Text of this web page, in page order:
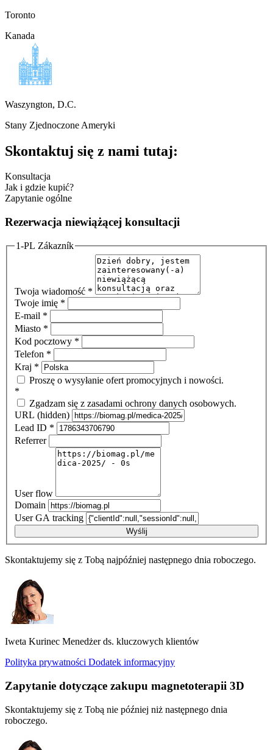
Toronto
Kanada
Waszyngton, D.C.
Stany Zjednoczone Ameryki
Skontaktuj się z nami tutaj:
Konsultacja
Jak i gdzie kupić?
Zapytanie ogólne
Rezerwacja niewiążącej konsultacji
1-PL Zákazník
Twoja wiadomość *
Twoje imię *
E-mail *
Miasto *
Kod pocztowy *
Telefon *
Kraj *
Proszę o wysyłanie ofert promocyjnych i nowości.
*
Zgadzam się z zasadami ochrony danych osobowych.
URL (hidden)
Lead ID *
Referrer
User flow
Domain
User GA tracking
Wyślij
Skontaktujemy się z Tobą najpóźniej następnego dnia roboczego.
Iweta Kurinec Menedżer ds. kluczowych klientów
Polityka prywatności Dodatek informacyjny
Zapytanie dotyczące zakupu magnetoterapii 3D
Skontaktujemy się z Tobą nie później niż następnego dnia
roboczego.